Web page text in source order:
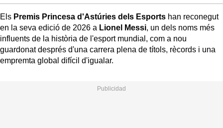
Els Premis Princesa d'Astúries dels Esports han reconegut
en la seva edició de 2026 a Lionel Messi, un dels noms més
influents de la història de l'esport mundial, com a nou
guardonat després d'una carrera plena de títols, rècords i una
empremta global difícil d'igualar.